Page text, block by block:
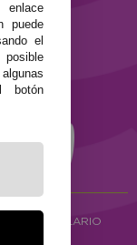
Y HERBOLARIO
puede
el
botón